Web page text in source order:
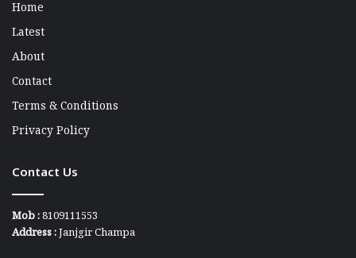
Home
Latest
About
Contact
Terms & Conditions
Privacy Policy
Contact Us
Mob :8109111553
Address :Janjgir Champa